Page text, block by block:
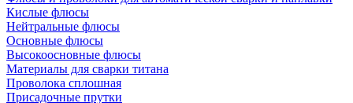
Кислые флюсы
Нейтральные флюсы
Основные флюсы
Высокоосновные флюсы
Материалы для сварки титана
Проволока сплошная
Присадочные прутки